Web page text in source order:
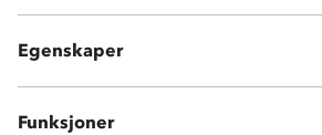
Egenskaper
To stikklommer på innsiden
Funksjoner